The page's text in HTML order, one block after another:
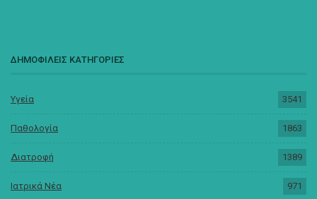
ΔΗΜΟΦΙΛΕΙΣ ΚΑΤΗΓΟΡΙΕΣ
Υγεία 3541
Παθολογία 1863
Διατροφή 1389
Ιατρικά Νέα 971